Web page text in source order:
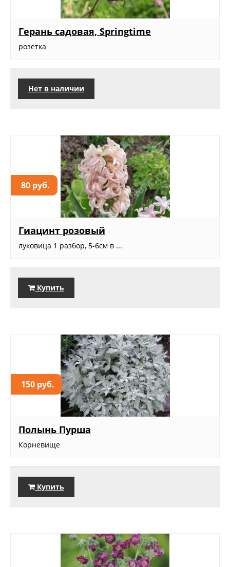
Герань садовая, Springtime
розетка
Нет в наличии
80 руб.
Гиацинт розовый
луковица 1 разбор, 5-6см в ...
Купить
150 руб.
Полынь Пурша
Корневище
Купить